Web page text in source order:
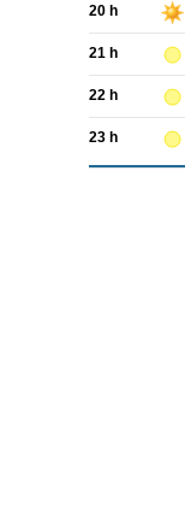
20 h
21 h
22 h
23 h